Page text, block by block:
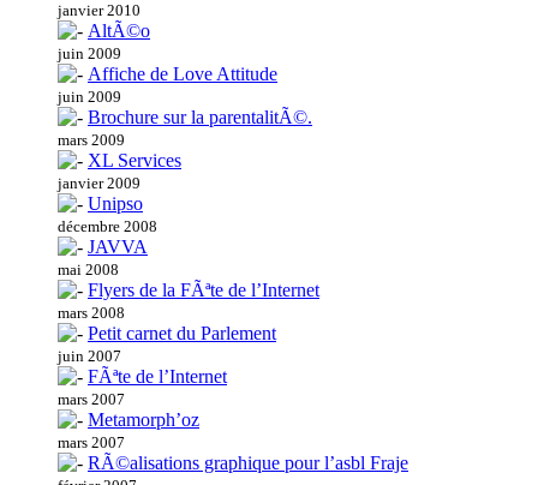
janvier 2010
AltÃ©o
juin 2009
Affiche de Love Attitude
juin 2009
Brochure sur la parentalitÃ©.
mars 2009
XL Services
janvier 2009
Unipso
décembre 2008
JAVVA
mai 2008
Flyers de la FÃªte de l’Internet
mars 2008
Petit carnet du Parlement
juin 2007
FÃªte de l’Internet
mars 2007
Metamorph’oz
mars 2007
RÃ©alisations graphique pour l’asbl Fraje